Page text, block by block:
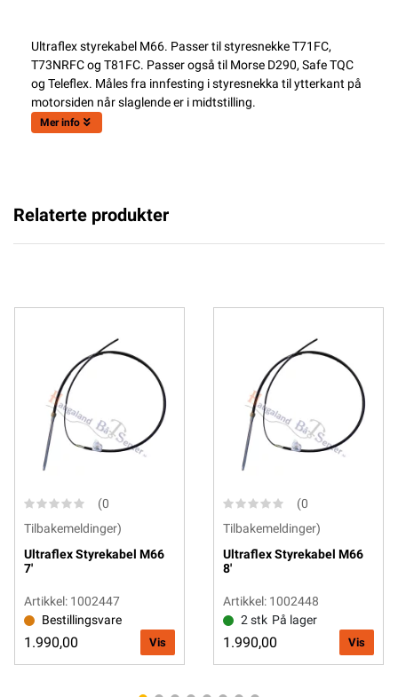
Ultraflex styrekabel M66. Passer til styresnekke T71FC,
T73NRFC og T81FC. Passer også til Morse D290, Safe TQC
og Teleflex. Måles fra innfesting i styresnekka til ytterkant på
motorsiden når slaglende er i midtstilling.
Mer info
Relaterte produkter
(0
Tilbakemeldinger)
Ultraflex Styrekabel M66
7'
Artikkel: 1002447
Bestillingsvare
1.990,00 Vis
(0
Tilbakemeldinger)
Ultraflex Styrekabel M66
8'
Artikkel: 1002448
2 stk På lager
1.990,00 Vis